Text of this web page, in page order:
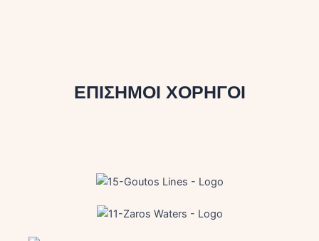
ΕΠΙΣΗΜΟΙ ΧΟΡΗΓΟΙ